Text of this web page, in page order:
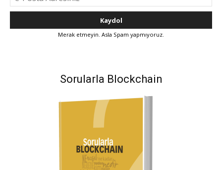
Merak etmeyin. Asla Spam yapmıyoruz.
Sorularla Blockchain